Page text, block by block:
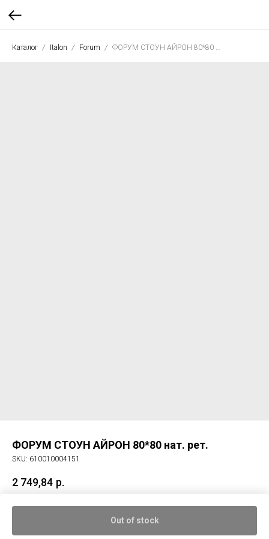
Каталог Italon Forum ФОРУМ СТОУН АЙРОН 80*80 нат. рет.
ФОРУМ СТОУН АЙРОН 80*80 нат. рет.
SKU: 610010004151
2 749,84 р.
Out of stock
Керам. гранит ФОРУМ СТОУН АЙРОН 80*80 нат. рет.